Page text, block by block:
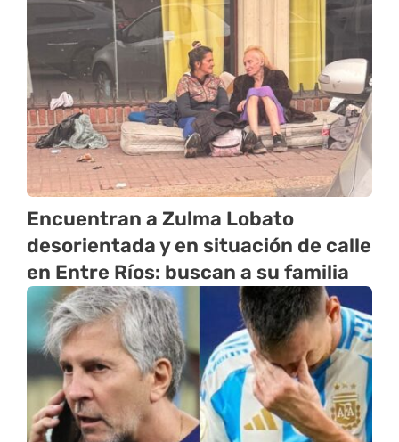
Encuentran a Zulma Lobato
desorientada y en situación de calle
en Entre Ríos: buscan a su familia